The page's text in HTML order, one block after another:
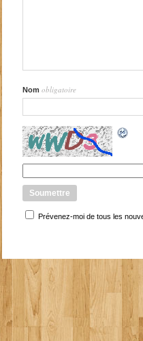
Nom obligatoire
Prévenez-moi de tous les